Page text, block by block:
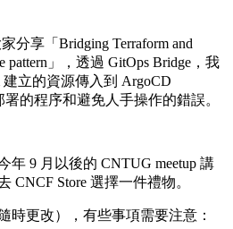
分享「Bridging Terraform and
pattern」，透過 GitOps Bridge，我
立的資源傳入到 ArgoCD
的程序和避免人手操作的錯誤。
年 9 月以後的 CNTUG meetup 講
CNCF Store 選擇一件禮物。
時更改），有些事項需要注意：